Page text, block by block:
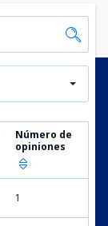
Número de
opiniones
1